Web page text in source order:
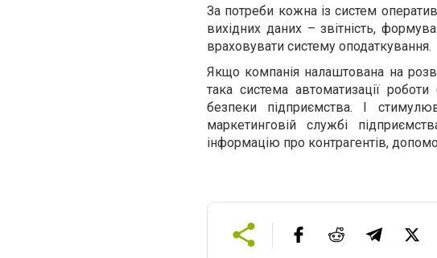
За потреби кожна із систем
вихідних даних – звітність,
враховувати систему оподаткування.
Якщо компанія налаштована на
така система автоматизації роботи
безпеки підприємства. І
маркетинговій службі
інформацію про контрагентів,